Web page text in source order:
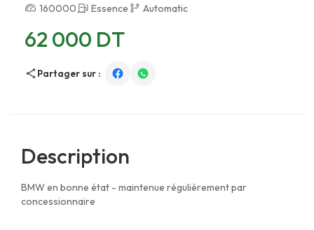
160000 Essence Automatic
62 000 DT
Partager sur :
Description
BMW en bonne état - maintenue régulièrement par
concessionnaire